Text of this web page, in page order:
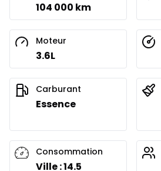
104 000 km
Moteur
3.6L
Carburant
Essence
Consommation
Ville : 14.5